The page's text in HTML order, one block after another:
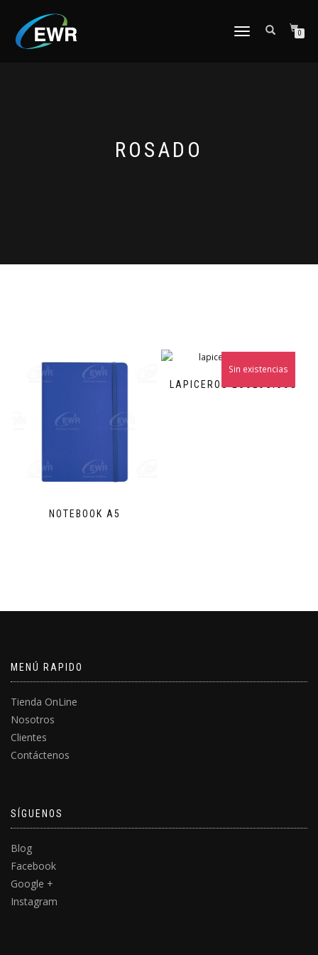
CAMBIAR
0
ROSADO
NOTEBOOK A5
LAPICEROS ECOLÓGICOS
Sin existencias
MENÚ RAPIDO
Tienda OnLine
Nosotros
Clientes
Contáctenos
SÍGUENOS
Blog
Facebook
Google +
Instagram